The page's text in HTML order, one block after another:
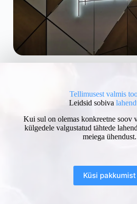
Tellimusest valmis
Leidsid sobiva
Kui sul on olemas konkreetne soov
külgedele valgustatud tähtede
meiega ühendust.
Küsi pakkumist